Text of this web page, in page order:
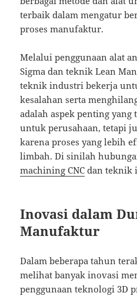
terbaik dalam mengatur
proses manufaktur.
Melalui penggunaan alat
Sigma dan teknik Lean
teknik industri bekerja
kesalahan serta
adalah aspek penting
untuk perusahaan, tetapi
karena proses yang lebih
limbah. Di sinilah
machining CNC dan teknik
Inovasi dalam
Manufaktur
Dalam beberapa tahun
melihat banyak inovasi
penggunaan teknologi 3D